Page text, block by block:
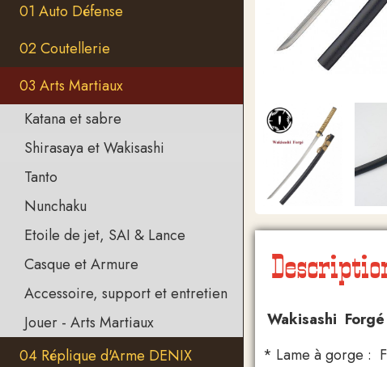
01 Auto Défense
02 Coutellerie
03 Arts Martiaux
Katana et sabre
Shirasaya et Wakisashi
Tanto
Nunchaku
Etoile de jet, SAI & Lance
Casque et Armure
Accessoire, support et entretien
Jouer - Arts Martiaux
04 Réplique d'Arme DENIX
Wakisashi
* Lame à gorge :